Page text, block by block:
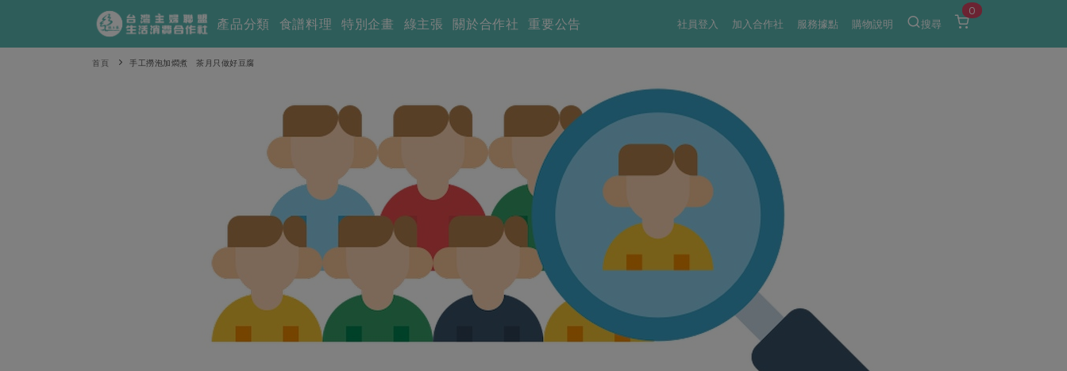
社員登入 加入合作社 服務據點 購物說明 搜尋
0
產品分類 食譜料理 特別企畫 綠主張 關於合作社 重要公告
首頁 手工撈泡加燜煮 茶月只做好豆腐